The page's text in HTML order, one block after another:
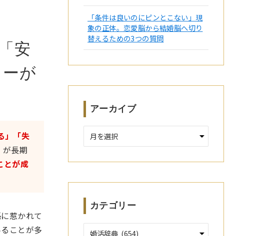
安
が
」「失
長期
とが成
惹かれて
ことが多
「条件は良いのにピンとこない」現
象の正体。恋愛脳から結婚脳へ切り
替えるための3つの質問
アーカイブ
ー
イ
カテゴリー